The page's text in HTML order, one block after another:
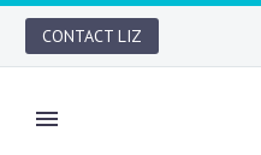
CONTACT LIZ